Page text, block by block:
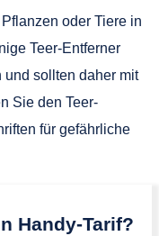
oder Tiere in
Teer-Entferner
und sollten daher mit
Sie den Teer-
für gefährliche
Handy-Tarif?